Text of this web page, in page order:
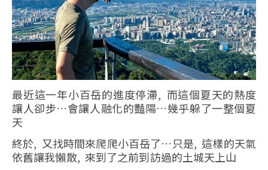
最近這一年小百岳的進度停滯, 而這個夏天的熱度
讓人卻步…會讓人融化的豔陽…幾乎躲了一整個夏
天
終於, 又找時間來爬爬小百岳了…只是, 這樣的天氣
依舊讓我懶散, 來到了之前到訪過的土城天上山